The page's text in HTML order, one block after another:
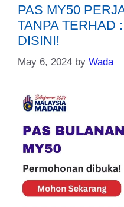
PAS MY50
TANPA TERHAD
DISINI!
May 6, 2024 by Wada